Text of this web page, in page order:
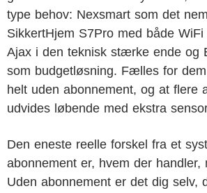
type behov: Nexsmart som det
SikkertHjem S7Pro med både
Ajax i den teknisk stærke ende og
som budgetløsning. Fælles for
helt uden abonnement, og at flere
udvides løbende med ekstra
Den eneste reelle forskel fra et
abonnement er, hvem der handler,
Uden abonnement er det dig selv,